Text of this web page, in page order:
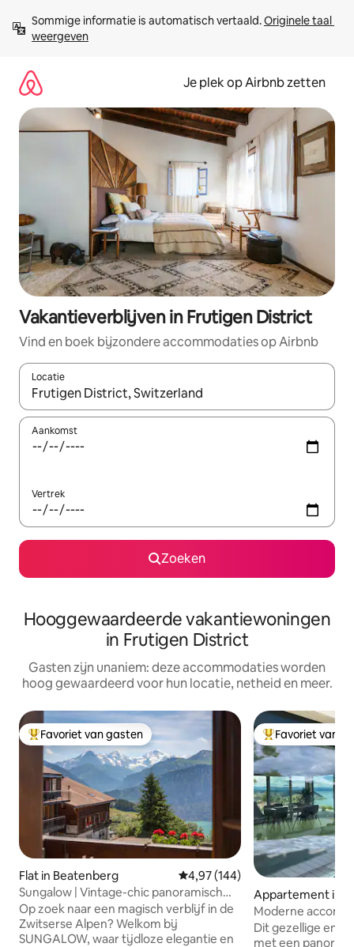
direct
naar
Sommige informatie is automatisch vertaald. Originele taal
weergeven
Je plek op Airbnb zetten
Vakantieverblijven in Frutigen District
Vind en boek bijzondere accommodaties op Airbnb
Locatie
Wanneer er resultaten beschikbaar zijn, maak je een keuze
Aankomst
Vertrek
Zoeken
Hooggewaardeerde vakantiewoningen
in Frutigen District
Gasten zijn unaniem: deze accommodaties worden
hoog gewaardeerd voor hun locatie, netheid en meer.
Topfavoriet van gasten
Favoriet van gasten
Flat in Beatenberg Gemiddelde beoordeling van
4,97 (144)
Sungalow | Vintage-chic panoramisch
Alpenchalet
Op zoek naar een magisch verblijf in de
Zwitserse Alpen? Welkom bij
SUNGALOW, waar tijdloze elegantie en
Topfavoriet van
Favoriet van
Appartement in
Moderne
panoramisch
Thun
Dit gezellige en
met een